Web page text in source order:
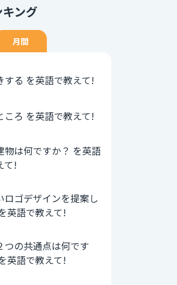
ング
月間
する を英語で教えて!
ころ を英語で教えて!
物は何ですか？ を英語
て!
ロゴデザインを提案し
英語で教えて!
つの共通点は何です
英語で教えて!